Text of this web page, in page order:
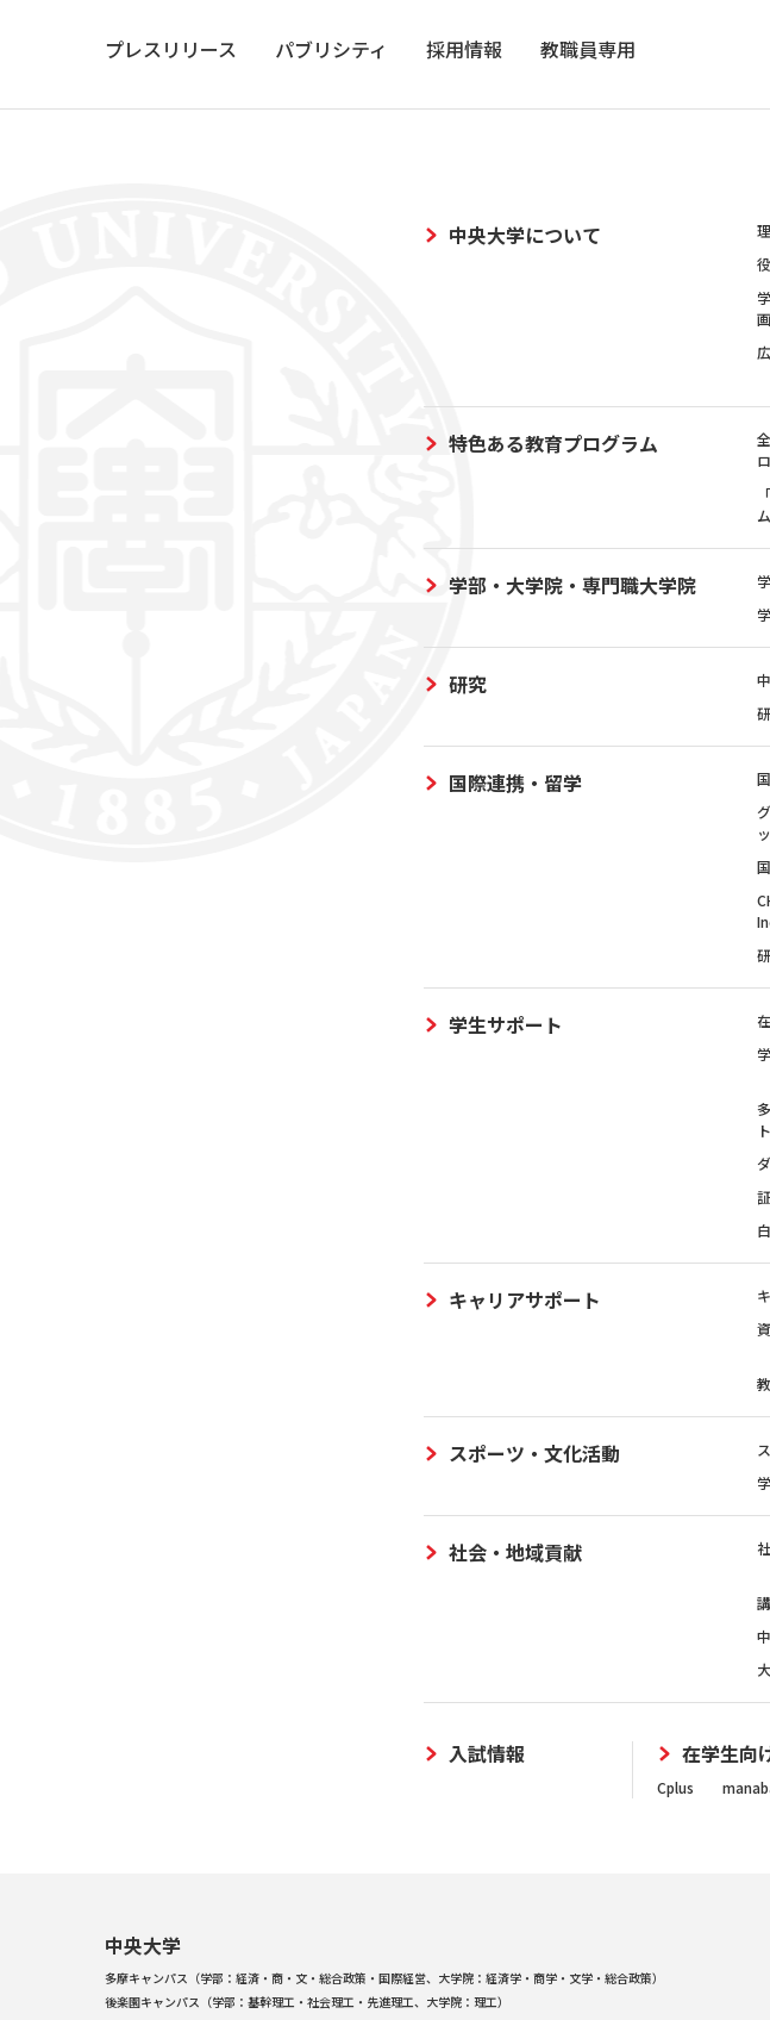
プレスリリース パブリシティ 採用情報 教職員専用
中央大学について
画
特色ある教育プログラム
ム
学部・大学院・専門職大学院
研究
国際連携・留学
学生サポート
ト
キャリアサポート
スポーツ・文化活動
社会・地域貢献
入試情報 在学生向
Cplus
中央大学
多摩キャンパス（学部：経済・商・文・総合政策・国際経営、大学院：経済学・商学・文学・総合政策）
後楽園キャンパス（学部：基幹理工・社会理工・先進理工、大学院：理工）